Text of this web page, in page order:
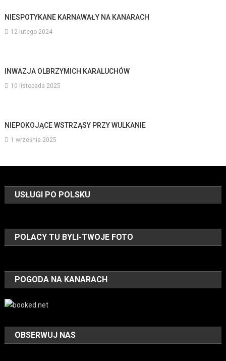
NIESPOTYKANE KARNAWAŁY NA KANARACH
12 lutego 2024
INWAZJA OLBRZYMICH KARALUCHÓW
10 listopada 2025
NIEPOKOJĄCE WSTRZĄSY PRZY WULKANIE
1 września 2025
USŁUGI PO POLSKU
POLACY TU BYLI-TWOJE FOTO
POGODA NA KANARACH
OBSERWUJ NAS